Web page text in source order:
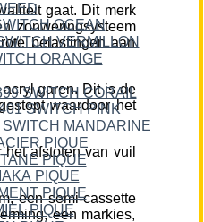
gaat. Dit merk
zonweringsysteem
belastingen aan
garen. Dit is de
waardoor het
afstoten van vuil
een semi-cassette
een markies,